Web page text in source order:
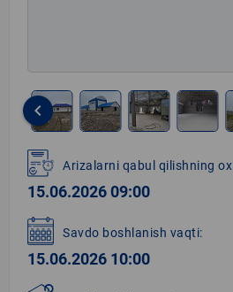
1
of
11
keyboard_arrow_left
Arizalarni qabul qilishning
15.06.2026 09:00
Savdo boshlanish vaqti:
15.06.2026 10:00